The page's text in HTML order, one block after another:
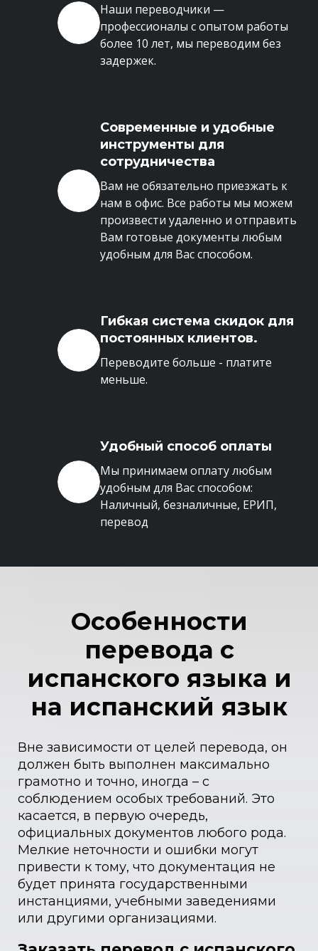
Наши переводчики —
профессионалы с опытом работы
более 10 лет, мы переводим без
задержек.
Современные и удобные
инструменты для
сотрудничества
Вам не обязательно приезжать к
нам в офис. Все работы мы можем
произвести удаленно и отправить
Вам готовые документы любым
удобным для Вас способом.
Гибкая система скидок для
постоянных клиентов.
Переводите больше - платите
меньше.
Удобный способ оплаты
Мы принимаем оплату любым
удобным для Вас способом:
Наличный, безналичные, ЕРИП,
перевод
Особенности
перевода с
испанского языка и
на испанский язык
Вне зависимости от целей перевода, он
должен быть выполнен максимально
грамотно и точно, иногда – с
соблюдением особых требований. Это
касается, в первую очередь,
официальных документов любого рода.
Мелкие неточности и ошибки могут
привести к тому, что документация не
будет принята государственными
инстанциями, учебными заведениями
или другими организациями.